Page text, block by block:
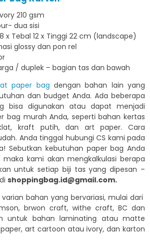
210 gsm
dua sisi
x Tebal 12 x Tinggi 22 cm (landscape)
glossy dan pon rel
/ duplek – bagian tas dan bawah
paper bag dengan bahan lain yang
dan budget Anda. Ada beberapa
bisa digunakan atau dapat menjadi
bag murah Anda, seperti bahan kertas
kraft putih, dan art paper. Cara
Anda tinggal hubungi CS kami pada
Sebutkan kebutuhan paper bag Anda
maka kami akan mengkalkulasi berapa
untuk setiap biji tas yang dipesan –
shoppingbag.id@gmail.com.
bahan yang bervariasi, mulai dari
brwon craft, withe craft, BC dan
untuk bahan laminating atau matte
art cartoon atau ivory, dan karton